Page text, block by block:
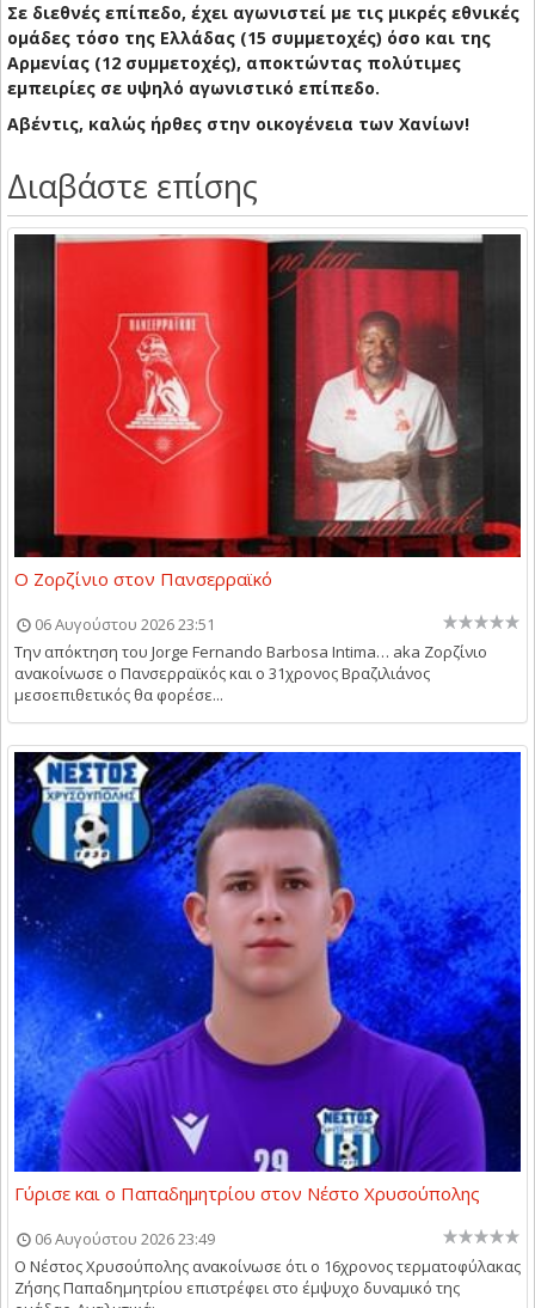
Σε διεθνές επίπεδο, έχει αγωνιστεί με τις μικρές εθνικές
ομάδες τόσο της Ελλάδας (15 συμμετοχές) όσο και της
Αρμενίας (12 συμμετοχές), αποκτώντας πολύτιμες
εμπειρίες σε υψηλό αγωνιστικό επίπεδο.
Αβέντις, καλώς ήρθες στην οικογένεια των Χανίων!
Διαβάστε επίσης
Ο Ζορζίνιο στον Πανσερραϊκό
06 Αυγούστου 2026 23:51
Την απόκτηση του Jorge Fernando Barbosa Intima… aka Ζορζίνιο
ανακοίνωσε ο Πανσερραϊκός και ο 31χρονος Βραζιλιάνος
μεσοεπιθετικός θα φορέσε...
Γύρισε και ο Παπαδημητρίου στον Νέστο Χρυσούπολης
06 Αυγούστου 2026 23:49
Ο Νέστος Χρυσούπολης ανακοίνωσε ότι ο 16χρονος τερματοφύλακας
Ζήσης Παπαδημητρίου επιστρέφει στο έμψυχο δυναμικό της